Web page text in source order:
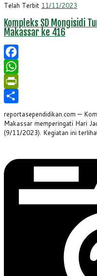
Telah Terbit 11/11/2023
Kompleks SD Mongisidi
Makassar ke 416
Facebook
WhatsApp
PrintFriendly
Share
reportasependidikan.com —
Makassar memperingati Hari
(9/11/2023). Kegiatan ini